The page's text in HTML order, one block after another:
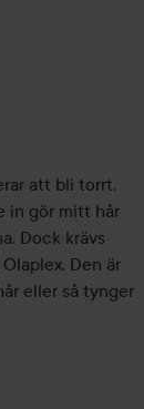
att bli torrt.
in gör mitt hår
Dock krävs
Den är
eller så tynger